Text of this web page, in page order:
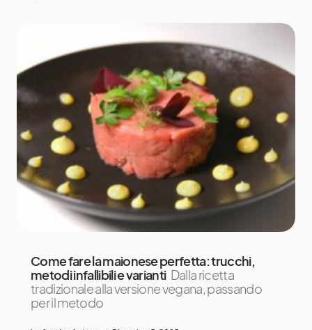
Come fare la maionese perfetta: trucchi,
metodi infallibili e varianti Dalla ricetta
tradizionale alla versione vegana, passando
per il metodo